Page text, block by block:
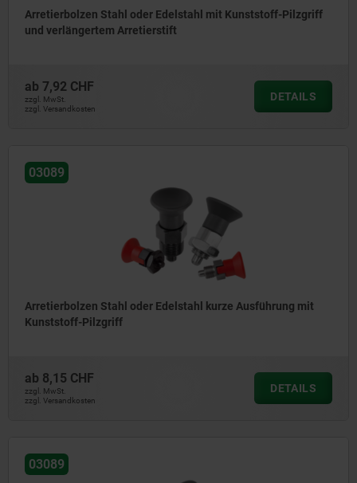
Arretierbolzen Stahl oder Edelstahl mit Kunststoff-Pilzgriff
und verlängertem Arretierstift
ab 7,92 CHF
zzgl. MwSt.
zzgl. Versandkosten
DETAILS
03089
Arretierbolzen Stahl oder Edelstahl kurze Ausführung mit
Kunststoff-Pilzgriff
ab 8,15 CHF
zzgl. MwSt.
zzgl. Versandkosten
DETAILS
03089